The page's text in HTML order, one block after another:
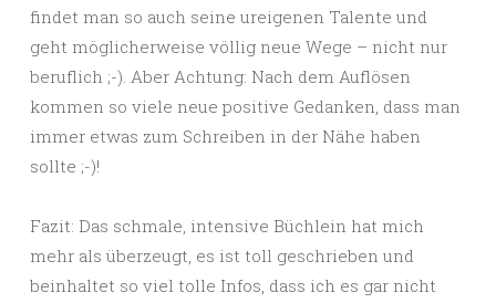
findet man so auch seine ureigenen Talente und
geht möglicherweise völlig neue Wege – nicht nur
beruflich ;-). Aber Achtung: Nach dem Auflösen
kommen so viele neue positive Gedanken, dass man
immer etwas zum Schreiben in der Nähe haben
sollte ;-)!
Fazit: Das schmale, intensive Büchlein hat mich
mehr als überzeugt, es ist toll geschrieben und
beinhaltet so viel tolle Infos, dass ich es gar nicht